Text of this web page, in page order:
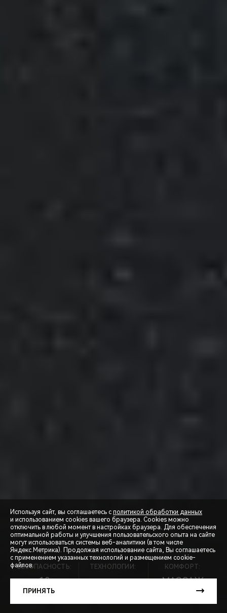
СПЕЦПРЕДЛОЖЕНИЯ
БЕЗОПАСНОСТЬ:
10
ПОДУШЕК
ТЕХНОЛОГИИ: КОМФОРТ:
МАССАЖ
СИДЕНИЙ
Используя сайт, вы соглашаетесь с политикой обработки данных
и использованием cookies вашего браузера. Cookies можно
отключить в любой момент в настройках браузера. Для обеспечения
оптимальной работы и улучшения пользовательского опыта на сайте
могут использоваться системы веб-аналитики (в том числе
Яндекс.Метрика). Продолжая использование сайта, Вы соглашаетесь
с применением указанных технологий и размещением cookie-
файлов.
ПРИНЯТЬ